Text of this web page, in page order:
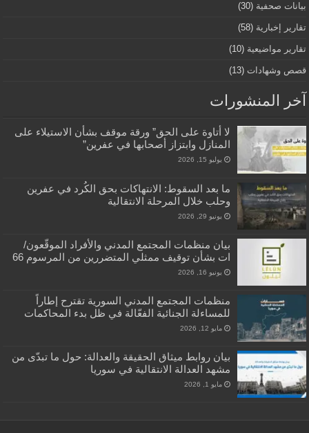
بيانات صحفية (30)
تقارير إخبارية (58)
تقارير مواضيعية (10)
قصص وشهادات (13)
آخر المنشورات
لا أتاوة على الحق” ورقة موقف بشأن الاستيلاء على
المنازل وابتزاز أصحابها في عفرين”
يوليو 15, 2026
ما بعد السقوط: الانتهاكات بحق الكُرد في عفرين
وحلب خلال المرحلة الانتقالية
يونيو 29, 2026
بيان منظمات المجتمع المدني والأفراد الموقّعون/
ات بشأن توقيف ممثلي المتضررين من المرسوم 66
يونيو 16, 2026
منظمات المجتمع المدني السورية تقترح إطاراً
للمساءلة الجنائية الفعّالة في ظل بدء المحاكمات
مايو 12, 2026
بيان روابط ميثاق الحقيقة والعدالة: حول ما تبدّى من
مشهد العدالة الانتقالية في سوريا
مايو 1, 2026